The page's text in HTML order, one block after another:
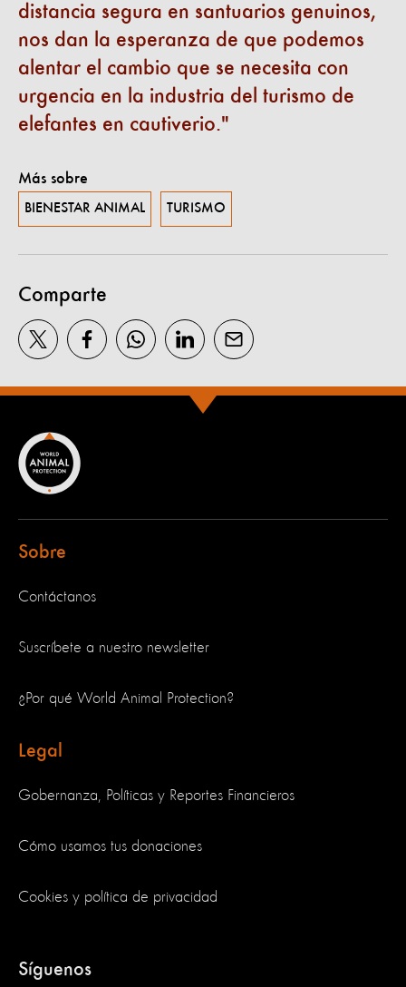
distancia segura en santuarios genuinos,
nos dan la esperanza de que podemos
alentar el cambio que se necesita con
urgencia en la industria del turismo de
elefantes en cautiverio.
Más sobre
BIENESTAR ANIMAL TURISMO
Comparte
Sobre
Contáctanos
Suscríbete a nuestro newsletter
¿Por qué World Animal Protection?
Legal
Gobernanza, Políticas y Reportes Financieros
Cómo usamos tus donaciones
Cookies y política de privacidad
Síguenos